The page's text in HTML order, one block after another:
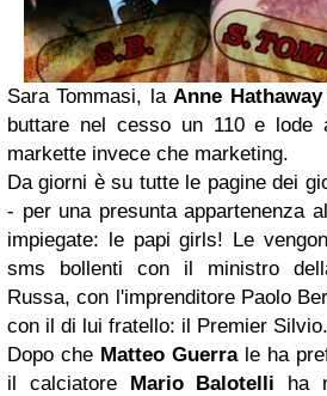
Sara Tommasi, laAnne Hathaway
buttare nel cesso un 110 e lode
markette invece che marketing.
Da giorni è su tutte le pagine dei
- per una presunta appartenenza
impiegate: le papi girls! Le
sms bollenti con il ministro
Russa, con l'imprenditore Paolo
con il di lui fratello: il Premier Silvio.
Dopo che Matteo Guerrale ha
il calciatore Mario Balotelli ha